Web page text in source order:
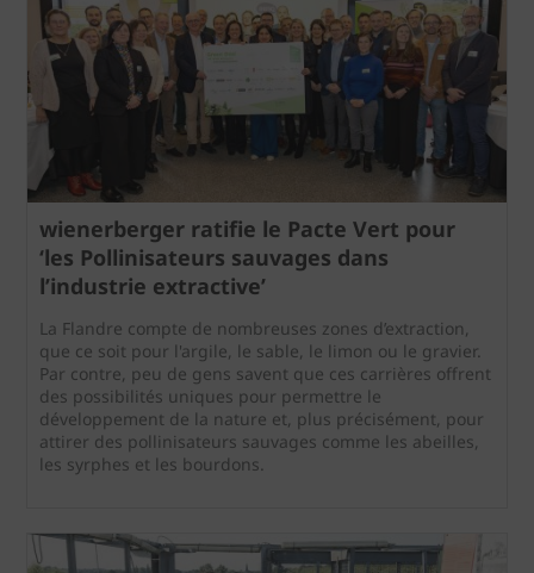
wienerberger ratifie le Pacte Vert pour
‘les Pollinisateurs sauvages dans
l’industrie extractive’
La Flandre compte de nombreuses zones d’extraction,
que ce soit pour l'argile, le sable, le limon ou le gravier.
Par contre, peu de gens savent que ces carrières offrent
des possibilités uniques pour permettre le
développement de la nature et, plus précisément, pour
attirer des pollinisateurs sauvages comme les abeilles,
les syrphes et les bourdons.